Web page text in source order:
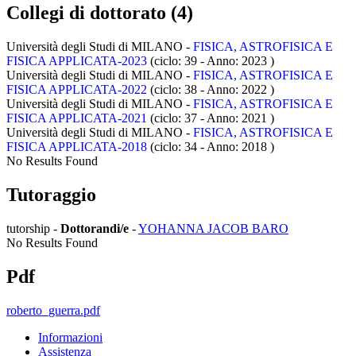
Collegi di dottorato (4)
Università degli Studi di MILANO - FISICA, ASTROFISICA E
FISICA APPLICATA-2023 (ciclo: 39 - Anno: 2023 )
Università degli Studi di MILANO - FISICA, ASTROFISICA E
FISICA APPLICATA-2022 (ciclo: 38 - Anno: 2022 )
Università degli Studi di MILANO - FISICA, ASTROFISICA E
FISICA APPLICATA-2021 (ciclo: 37 - Anno: 2021 )
Università degli Studi di MILANO - FISICA, ASTROFISICA E
FISICA APPLICATA-2018 (ciclo: 34 - Anno: 2018 )
No Results Found
Tutoraggio
tutorship - Dottorandi/e -YOHANNA JACOB BARO
No Results Found
Pdf
roberto_guerra.pdf
Informazioni
Assistenza